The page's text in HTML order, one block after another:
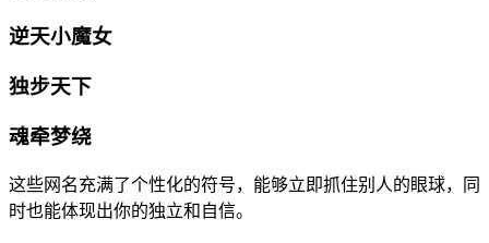
逆天小魔女
独步天下
魂牵梦绕
这些网名充满了个性化的符号，能够立即抓住别人的眼球，同
时也能体现出你的独立和自信。